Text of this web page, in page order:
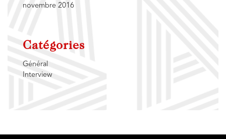
novembre 2016
Catégories
Général
Interview